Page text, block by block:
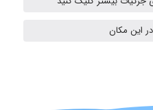
nima5534
این مکان